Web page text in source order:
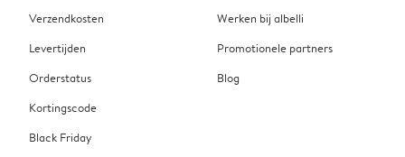
Verzendkosten
Levertijden
Orderstatus
Kortingscode
Black Friday
Werken bij albelli
Promotionele partners
Blog